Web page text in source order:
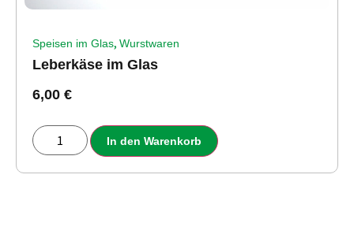
Speisen im Glas, Wurstwaren
Leberkäse im Glas
6,00 €
In den Warenkorb